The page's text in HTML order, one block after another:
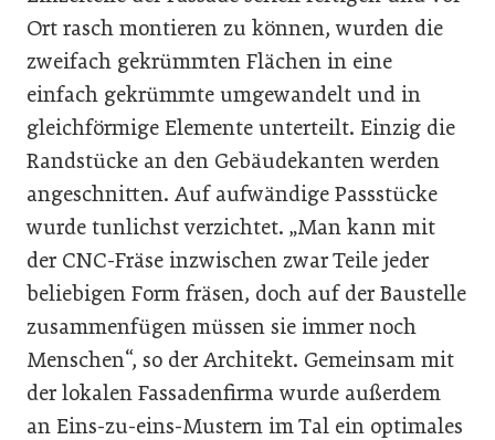
Ort rasch montieren zu können, wurden die
zweifach gekrümmten Flächen in eine
einfach gekrümmte umgewandelt und in
gleichförmige Elemente unterteilt. Einzig die
Randstücke an den Gebäudekanten werden
angeschnitten. Auf aufwändige Passstücke
wurde tunlichst verzichtet. „Man kann mit
der CNC-Fräse inzwischen zwar Teile jeder
beliebigen Form fräsen, doch auf der Baustelle
zusammenfügen müssen sie immer noch
Menschen“, so der Architekt. Gemeinsam mit
der lokalen Fassadenfirma wurde außerdem
an Eins-zu-eins-Mustern im Tal ein optimales